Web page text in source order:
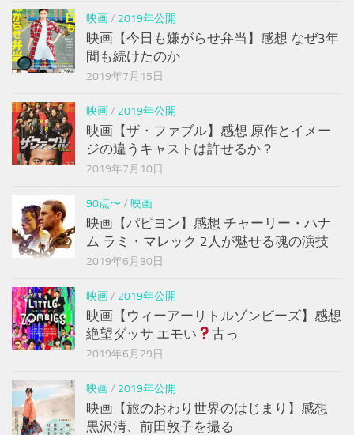
映画/ 2019年公開
映画【今日も嫌がらせ弁当】感想 なぜ3年
間も続けたのか
2019年7月15日
映画/ 2019年公開
映画【ザ・ファブル】感想 原作とイメー
ジの違うキャストは許せるか？
2019年7月10日
90点〜 / 映画
映画【パピヨン】感想 チャーリー・ハナ
ム ラミ・マレック 2人が魅せる魂の演技
2019年6月30日
映画/ 2019年公開
映画【ウィーアーリトルゾンビーズ】感想
絶望ダッサ エモい
古っ
2019年6月29日
映画/ 2019年公開
映画【旅のおわり世界のはじまり】感想
黒沢清、前田敦子を撮る